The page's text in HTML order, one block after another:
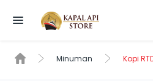
Toggle navigation
Minuman Kopi